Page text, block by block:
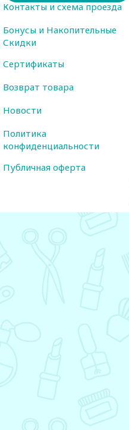
Контакты и схема проезда
Бонусы и Накопительные
Скидки
Сертификаты
Возврат товара
Новости
Политика
конфиденциальности
Публичная оферта